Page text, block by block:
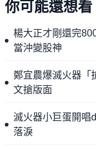
你可能還想看
楊大正才剛還完
當沖變股神
鄭宜農爆滅火器
文搶版面
滅火器小巨蛋開
落淚